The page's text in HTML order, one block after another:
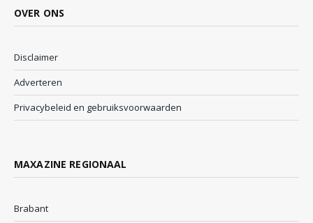
OVER ONS
Disclaimer
Adverteren
Privacybeleid en gebruiksvoorwaarden
MAXAZINE REGIONAAL
Brabant